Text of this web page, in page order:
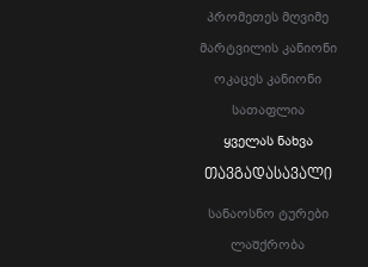
Პრომეთეს Მღვიმე
Მარტვილის Კანიონი
Ოკაცეს Კანიონი
Სათაფლია
Ყველას Ნახვა
ᲗᲐᲕᲒᲐᲓᲐᲡᲐᲕᲐᲚᲘ
Სანაოსნო Ტურები
Ლაშქრობა